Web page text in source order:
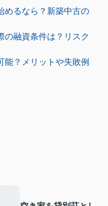
めるなら？新築中古の
の融資条件は？リスク
能？メリットや失敗例